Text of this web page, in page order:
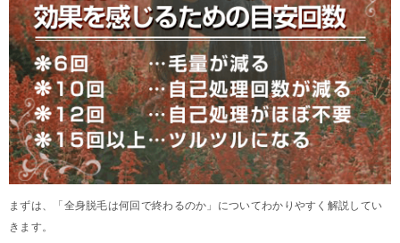
まずは、「全身脱毛は何回で終わるのか」についてわかりやすく解説してい
きます。